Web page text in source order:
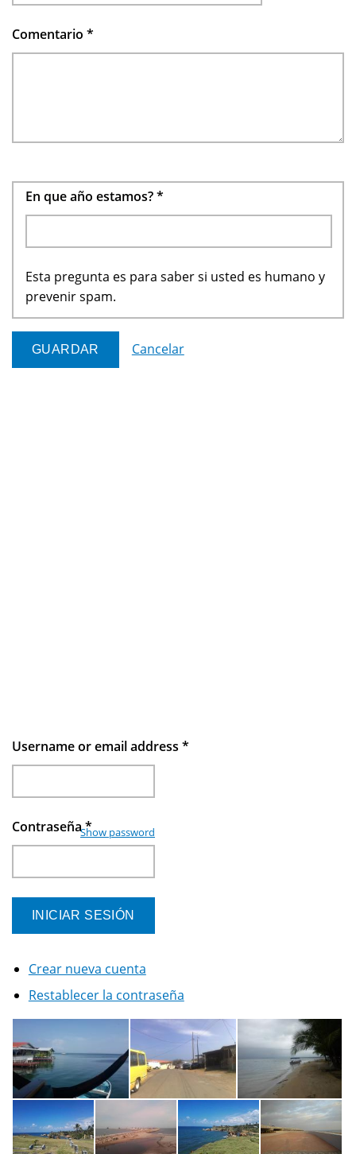
Comentario *
En que año estamos?*
Esta pregunta es para saber si usted es humano y
prevenir spam.
Cancelar
Username or email address *
Contraseña*
Show password
Crear nueva cuenta
Restablecer la contraseña